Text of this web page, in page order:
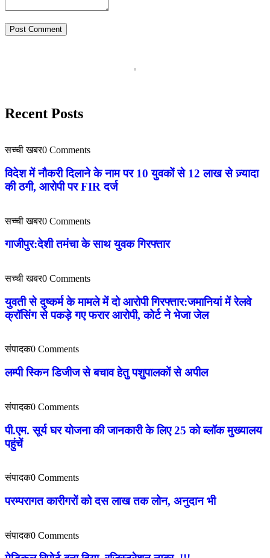
Recent Posts
सच्ची खबर0 Comments
विदेश में नौकरी दिलाने के नाम पर 10 युवकों से 12 लाख से ज़्यादा
की ठगी, आरोपी पर FIR दर्ज
सच्ची खबर0 Comments
गाजीपुर:देशी तमंचा के साथ युवक गिरफ्तार
सच्ची खबर0 Comments
युवती से दुष्कर्म के मामले में दो आरोपी गिरफ्तार:जमानियां में रेलवे
क्रॉसिंग से पकड़े गए फरार आरोपी, कोर्ट ने भेजा जेल
संपादक0 Comments
लम्पी स्किन डिजीज से बचाव हेतु पशुपालकों से अपील
संपादक0 Comments
पी.एम. सूर्य घर योजना की जानकारी के लिए 25 को ब्लॉक मुख्यालय
पहुंचें
संपादक0 Comments
परम्परागत कारीगरों को दस लाख तक लोन, अनुदान भी
संपादक0 Comments